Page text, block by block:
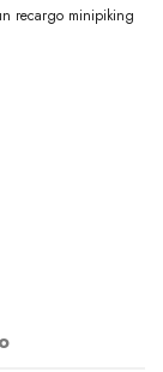
recargo minipiking